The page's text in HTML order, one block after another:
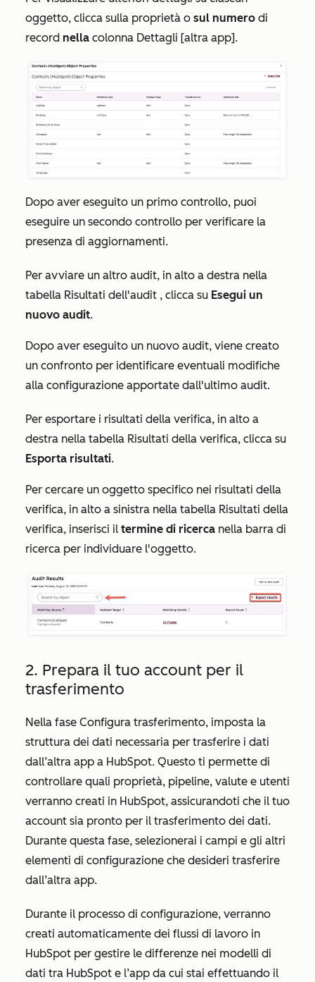
oggetto, clicca sulla proprietà o sul numero di
record nella colonna Dettagli [altra app].
Dopo aver eseguito un primo controllo, puoi
eseguire un secondo controllo per verificare la
presenza di aggiornamenti.
Per avviare un altro audit, in alto a destra nella
tabella Risultati dell'audit , clicca su Esegui un
nuovo audit.
Dopo aver eseguito un nuovo audit, viene creato
un confronto per identificare eventuali modifiche
alla configurazione apportate dall'ultimo audit.
Per esportare i risultati della verifica, in alto a
destra nella tabella Risultati della verifica, clicca su
Esporta risultati.
Per cercare un oggetto specifico nei risultati della
verifica, in alto a sinistra nella tabella Risultati della
verifica, inserisci il termine di ricerca nella barra di
ricerca per individuare l'oggetto.
2. Prepara il tuo account per il
trasferimento
Nella fase Configura trasferimento, imposta la
struttura dei dati necessaria per trasferire i dati
dall’altra app a HubSpot. Questo ti permette di
controllare quali proprietà, pipeline, valute e utenti
verranno creati in HubSpot, assicurandoti che il tuo
account sia pronto per il trasferimento dei dati.
Durante questa fase, selezionerai i campi e gli altri
elementi di configurazione che desideri trasferire
dall’altra app.
Durante il processo di configurazione, verranno
creati automaticamente dei flussi di lavoro in
HubSpot per gestire le differenze nei modelli di
dati tra HubSpot e l’app da cui stai effettuando il